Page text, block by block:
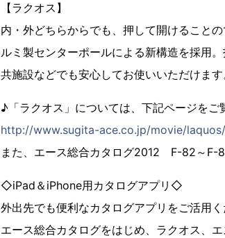
【ラクオス】
内・外どちらからでも、押して開けること
ルミ製センターポールによる新構造を採用
共施設などでも安心してお使いいただけます
♪「ラクオス」については、下記ページをご
http://www.sugita-ace.co.jp/movie/
また、エース総合カタログ2012 F-82～F-
◇iPad＆iPhone用カタログアプリ◇
外出先でも便利なカタログアプリをご活用く
エース総合カタログをはじめ、ラクオス、